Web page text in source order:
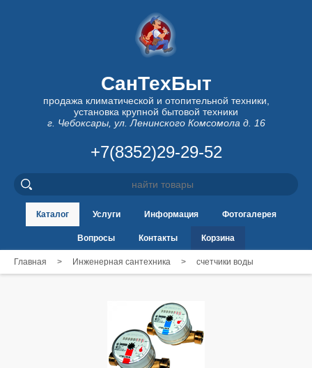
СанТехБыт
продажа климатической и отопительной техники,
установка крупной бытовой техники
г. Чебоксары, ул. Ленинского Комсомола д. 16
+7(8352)29-29-52
Каталог Услуги Информация Фотогалерея
Вопросы Контакты Корзина
Главная > Инженерная сантехника > счетчики воды